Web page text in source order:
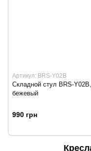
Артикул: BRS-Y02B
Складной стул BRS-Y02B,
бежевый
990 грн